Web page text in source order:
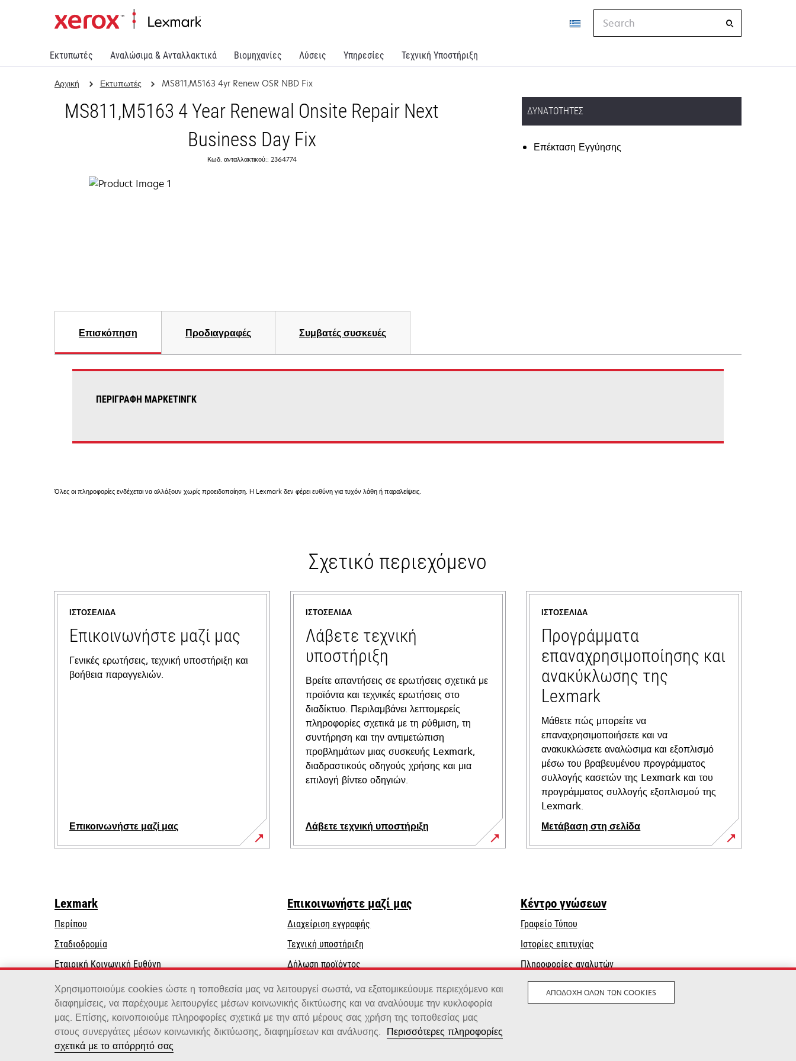
Εκτυπωτές Αναλώσιμα & Ανταλλακτικά Βιομηχανίες Λύσεις Υπηρεσίες Τεχνική Υποστήριξη
Αρχική Εκτυπωτές MS811,M5163 4yr Renew OSR NBD Fix
MS811,M5163 4 Year Renewal Onsite Repair Next
Business Day Fix
Κωδ. ανταλλακτικού:: 2364774
ΔΥΝΑΤΌΤΗΤΕΣ
Επέκταση Εγγύησης
Επισκόπηση Προδιαγραφές Συμβατές συσκευές
ΠΕΡΙΓΡΑΦΉ ΜΆΡΚΕΤΙΝΓΚ
Όλες οι πληροφορίες ενδέχεται να αλλάξουν χωρίς προειδοποίηση. Η Lexmark δεν φέρει ευθύνη για τυχόν λάθη ή παραλείψεις.
Σχετικό περιεχόμενο
ΙΣΤΟΣΕΛΊΔΑ
Επικοινωνήστε μαζί μας
Γενικές ερωτήσεις, τεχνική υποστήριξη και
βοήθεια παραγγελιών.
Επικοινωνήστε μαζί μας
ΙΣΤΟΣΕΛΊΔΑ
Λάβετε τεχνική
υποστήριξη
Βρείτε απαντήσεις σε ερωτήσεις σχετικά με
προϊόντα και τεχνικές ερωτήσεις στο
διαδίκτυο. Περιλαμβάνει λεπτομερείς
πληροφορίες σχετικά με τη ρύθμιση, τη
συντήρηση και την αντιμετώπιση
προβλημάτων μιας συσκευής Lexmark,
διαδραστικούς οδηγούς χρήσης και μια
επιλογή βίντεο οδηγιών.
Λάβετε τεχνική υποστήριξη
opens
tab
ΙΣΤΟΣΕΛΊΔΑ
Προγράμματα
επαναχρησιμοποίησης και
ανακύκλωσης της
Lexmark
Μάθετε πώς μπορείτε να
επαναχρησιμοποιήσετε και να
ανακυκλώσετε αναλώσιμα και εξοπλισμό
μέσω του βραβευμένου προγράμματος
συλλογής κασετών της Lexmark και του
προγράμματος συλλογής εξοπλισμού της
Lexmark.
Μετάβαση στη σελίδα
Lexmark
Περίπου
Σταδιοδρομία
Εταιρική Κοινωνική Ευθύνη
a
new
tab
Βιωσιμότητα
Επικοινωνήστε μαζί μας
Διαχείριση εγγραφής
Τεχνική υποστήριξη
a
new
tab
Δήλωση προϊόντος
Βρείτε έναν αντιπρόσωπο
Κατάλογος χονδρεμπόρων
Κέντρο γνώσεων
Γραφείο Τύπου
Ιστορίες επιτυχίας
Πληροφορίες αναλυτών
Lexmark International, Inc., μια εταιρεία της Xerox
©2026 Με την επιφύλαξη παντός δικαιώματος.
Χρησιμοποιούμε cookies ώστε η τοποθεσία μας να λειτουργεί σωστά, να εξατομικεύουμε περιεχόμενο και
διαφημίσεις, να παρέχουμε λειτουργίες μέσων κοινωνικής δικτύωσης και να αναλύουμε την κυκλοφορία
μας. Επίσης, κοινοποιούμε πληροφορίες σχετικά με την από μέρους σας χρήση της τοποθεσίας μας
στους συνεργάτες μέσων κοινωνικής δικτύωσης, διαφημίσεων και ανάλυσης. Περισσότερες πληροφορίες
σχετικά με το απόρρητό σας
ΑΠΟΔΟΧΉ ΌΛΩΝ ΤΩΝ COOKIES